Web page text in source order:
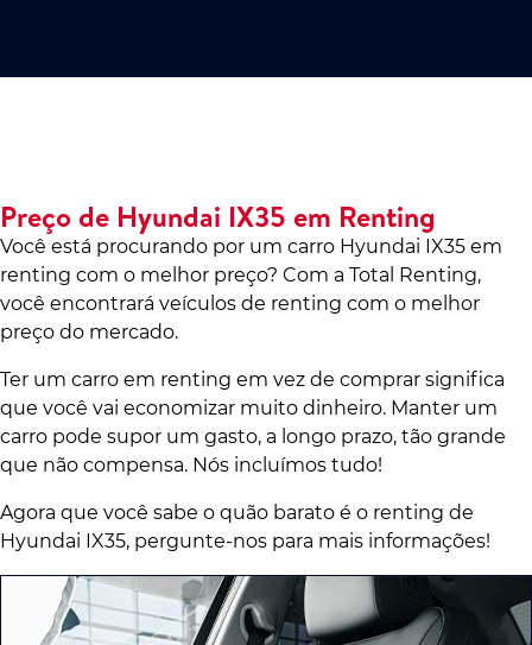
Preço de Hyundai IX35 em Renting
Você está procurando por um carro Hyundai IX35 em
renting com o melhor preço? Com a Total Renting,
você encontrará veículos de renting com o melhor
preço do mercado.
Ter um carro em renting em vez de comprar significa
que você vai economizar muito dinheiro. Manter um
carro pode supor um gasto, a longo prazo, tão grande
que não compensa. Nós incluímos tudo!
Agora que você sabe o quão barato é o renting de
Hyundai IX35, pergunte-nos para mais informações!